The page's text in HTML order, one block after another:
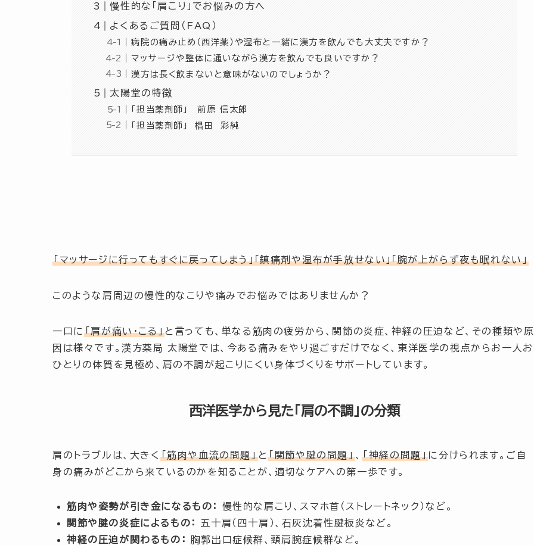
慢性的な「肩こり」でお悩みの方へ
よくあるご質問（FAQ）
病院の痛み止め（西洋薬）や湿布と一緒に漢方を飲んでも大丈夫ですか？
マッサージや整体に通いながら漢方を飲んでも良いですか？
漢方は長く飲まないと意味がないのでしょうか？
太陽堂の特徴
「担当薬剤師」 前原 信太郎
「担当薬剤師」 椙田 彩純
「マッサージに行ってもすぐに戻ってしまう」「鎮痛剤や湿布が手放せない」「腕が上がらず夜も眠れない」
このような肩周辺の慢性的なこりや痛みでお悩みではありませんか？
一口に 「肩が痛い・こる」 と言っても、単なる筋肉の疲労から、関節の炎症、神経の圧迫など、その種類や原
因は様々です。漢方薬局 太陽堂では、今ある痛みをやり過ごすだけでなく、東洋医学の視点からお一人お
ひとりの体質を見極め、肩の不調が起こりにくい身体づくりをサポートしています。
西洋医学から見た「肩の不調」の分類
肩のトラブルは、大きく 「筋肉や血流の問題」と「関節や腱の問題」、「神経の問題」に分けられます。ご自
身の痛みがどこから来ているのかを知ることが、適切なケアへの第一歩です。
筋肉や姿勢が引き金になるもの：
慢性的な肩こり、スマホ首（ストレートネック）など。
関節や腱の炎症によるもの：
五十肩（四十肩）、石灰沈着性腱板炎など。
神経の圧迫が関わるもの：
胸郭出口症候群、頸肩腕症候群など。